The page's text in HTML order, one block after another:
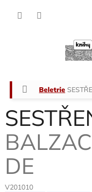
Domů
Beletrie
DE
V201010